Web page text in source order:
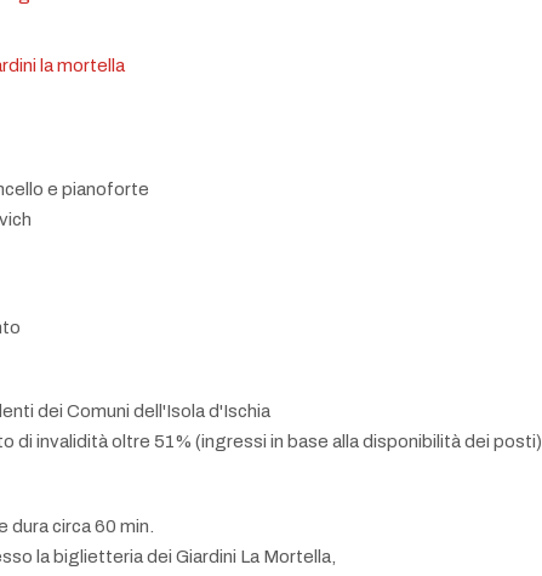
la mortella
e pianoforte
dei Comuni dell'Isola d'Ischia
di invalidità oltre 51% (ingressi in base alla disponibilità dei posti)
dura circa 60 min.
la biglietteria dei Giardini La Mortella,